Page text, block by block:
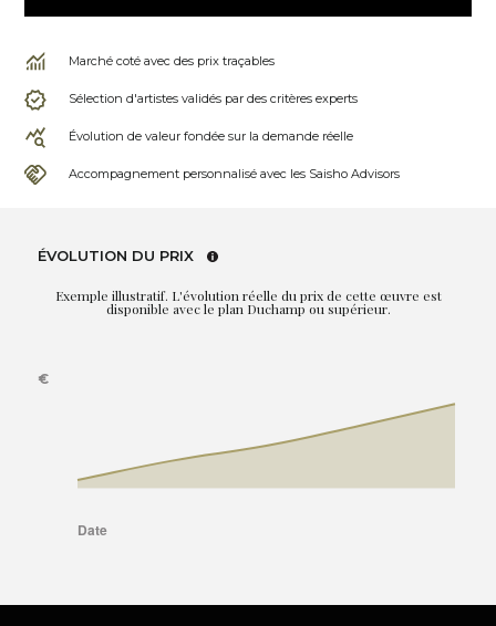
Marché coté avec des prix traçables
Sélection d'artistes validés par des critères experts
Évolution de valeur fondée sur la demande réelle
Accompagnement personnalisé avec les Saisho Advisors
ÉVOLUTION DU PRIX
Exemple illustratif. L'évolution réelle du prix de cette œuvre est
disponible avec le plan Duchamp ou supérieur.